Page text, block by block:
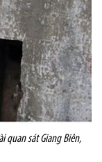
quan sát Giang Biên,